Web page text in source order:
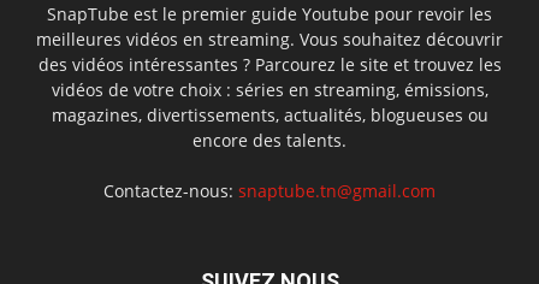
SnapTube est le premier guide Youtube pour revoir les
meilleures vidéos en streaming. Vous souhaitez découvrir
des vidéos intéressantes ? Parcourez le site et trouvez les
vidéos de votre choix : séries en streaming, émissions,
magazines, divertissements, actualités, blogueuses ou
encore des talents.
Contactez-nous: snaptube.tn@gmail.com